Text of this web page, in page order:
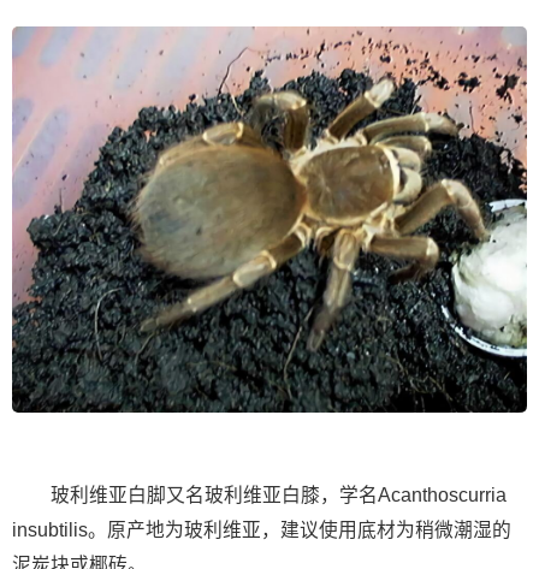
玻利维亚白脚又名玻利维亚白膝，学名Acanthoscurria
insubtilis。原产地为玻利维亚，建议使用底材为稍微潮湿的
泥炭块或椰砖。